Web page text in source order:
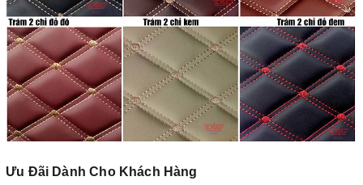
Ưu Đãi Dành Cho Khách Hàng